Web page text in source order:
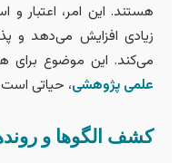
این امر، اعتبار و
افزایش می‌دهد و
این موضوع برای هر
پژوهشی، حیاتی است.
الگوها و روندهای